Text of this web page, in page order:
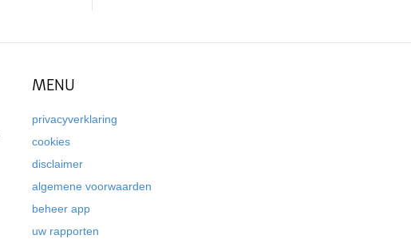
MENU
privacyverklaring
cookies
disclaimer
algemene voorwaarden
beheer app
uw rapporten